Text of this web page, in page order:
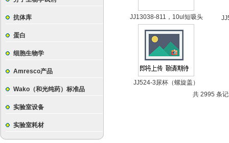
抗体库
蛋白
细胞生物学
Amresco产品
Wako（和光纯药）标准品
实验室设备
实验室耗材
JJ13038-811，10ul短吸头
JJ524-3尿杯（螺旋盖）
共 2995 条